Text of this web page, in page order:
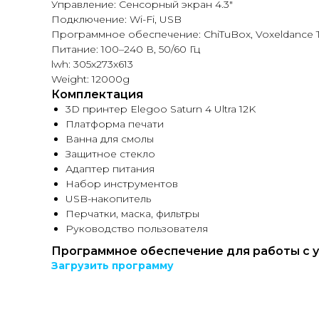
Управление: Сенсорный экран 4.3"
Подключение: Wi-Fi, USB
Программное обеспечение: ChiTuBox, Voxeldance
Питание: 100–240 В, 50/60 Гц
lwh: 305x273x613
Weight: 12000g
Комплектация
3D принтер Elegoo Saturn 4 Ultra 12K
Платформа печати
Ванна для смолы
Защитное стекло
Адаптер питания
Набор инструментов
USB-накопитель
Перчатки, маска, фильтры
Руководство пользователя
Программное обеспечение для работы с
Загрузить программу